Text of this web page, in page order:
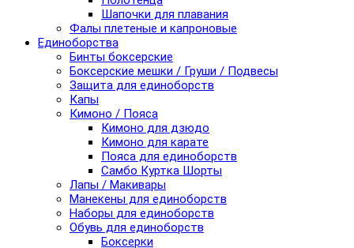
Шапочки для плавания
Фалы плетеные и капроновые
Единоборства
Бинты боксерские
Боксерские мешки / Груши / Подвесы
Защита для единоборств
Капы
Кимоно / Пояса
Кимоно для дзюдо
Кимоно для карате
Пояса для единоборств
Самбо Куртка Шорты
Лапы / Макивары
Манекены для единоборств
Наборы для единоборств
Обувь для единоборств
Боксерки